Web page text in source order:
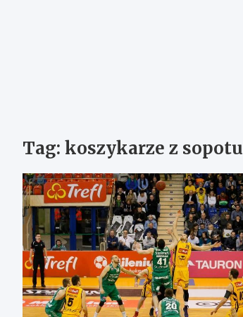
Tag: koszykarze z sopotu